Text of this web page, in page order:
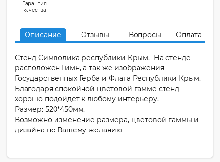
Гарантия
качества
Описание Отзывы Вопросы Оплата
Стенд Символика республики Крым. На стенде
расположен Гимн, а так же изображения
Государственных Герба и Флага Республики Крым.
Благодаря спокойной цветовой гамме стенд
хорошо подойдет к любому интерьеру.
Размер: 520*450мм.
Возможно изменение размера, цветовой гаммы и
дизайна по Вашему желанию